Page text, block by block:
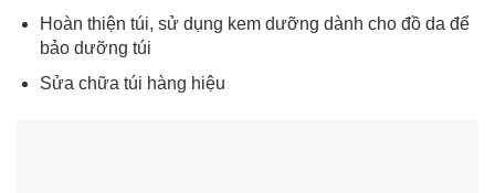
Hoàn thiện túi, sử dụng kem dưỡng dành cho đồ da để
bảo dưỡng túi
Sửa chữa túi hàng hiệu